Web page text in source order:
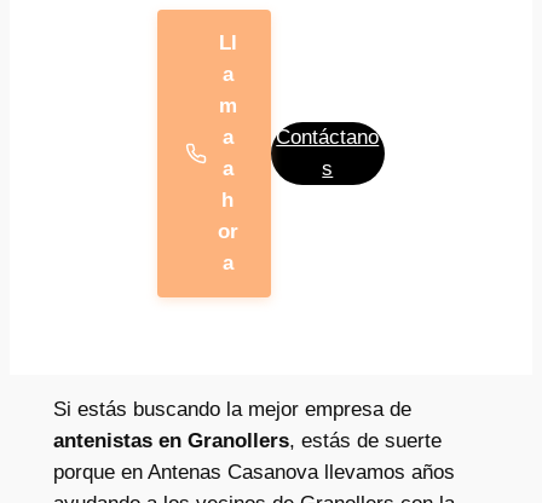
Ll
a
m
a
a
h
or
a
Contáctano
s
Si estás buscando la mejor empresa de
antenistas en Granollers, estás de suerte
porque en Antenas Casanova llevamos años